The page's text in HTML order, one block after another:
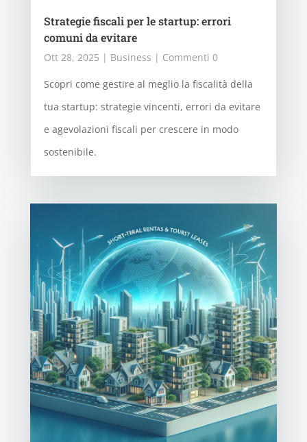
Strategie fiscali per le startup: errori
comuni da evitare
Ott 28, 2025 | Business | Commenti 0
Scopri come gestire al meglio la fiscalità della
tua startup: strategie vincenti, errori da evitare
e agevolazioni fiscali per crescere in modo
sostenibile.